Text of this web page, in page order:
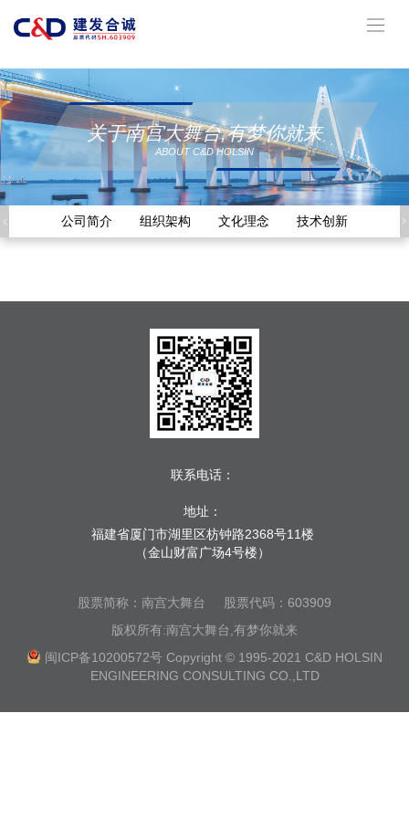
关于南宫大舞台,有梦你就来
ABOUT C&D HOLSIN
公司简介 组织架构 文化理念 技术创新
联系电话：
地址：
福建省厦门市湖里区枋钟路2368号11楼
（金山财富广场4号楼）
股票简称：南宫大舞台
股票代码：603909
版权所有:南宫大舞台,有梦你就来
闽ICP备10200572号 Copyright © 1995-2021 C&D HOLSIN
ENGINEERING CONSULTING CO.,LTD